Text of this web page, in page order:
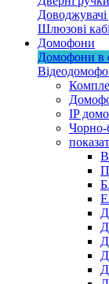
Доводжувачі
Шлюзові
Домофони
Домофони в
IP
Чорно-